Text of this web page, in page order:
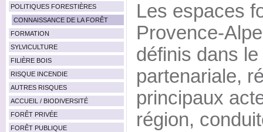
POLITIQUES FORESTIÈRES
CONNAISSANCE DE LA FORÊT
FORMATION
SYLVICULTURE
FILIÈRE BOIS
RISQUE INCENDIE
AUTRES RISQUES
ACCUEIL / BIODIVERSITÉ
FORÊT PRIVÉE
FORÊT PUBLIQUE
Les espaces
Provence-
définis dans
partenariale,
principaux
région,